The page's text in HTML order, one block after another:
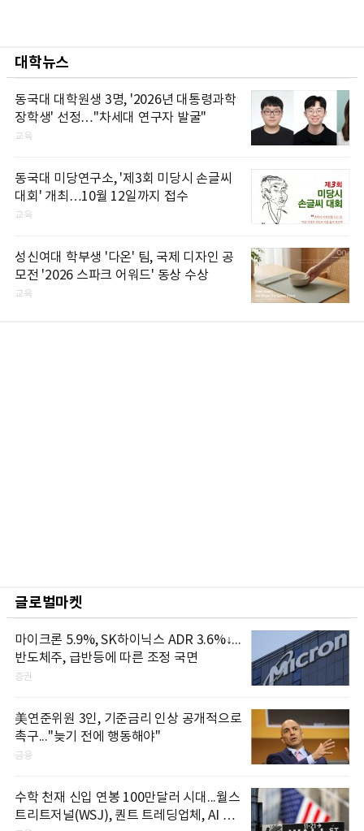
대학뉴스
동국대 대학원생 3명, '2026년 대통령과학
장학생' 선정…"차세대 연구자 발굴"
교육
동국대 미당연구소, '제3회 미당시 손글씨
대회' 개최…10월 12일까지 접수
교육
성신여대 학부생 '다온' 팀, 국제 디자인 공
모전 '2026 스파크 어워드' 동상 수상
교육
글로벌마켓
마이크론 5.9%, SK하이닉스 ADR 3.6%↓...
반도체주, 급반등에 따른 조정 국면
증권
美연준위원 3인, 기준금리 인상 공개적으로
촉구..."늦기 전에 행동해야"
금융
수학 천재 신입 연봉 100만달러 시대...월스
트리트저널(WSJ), 퀀트 트레딩업체, AI 기